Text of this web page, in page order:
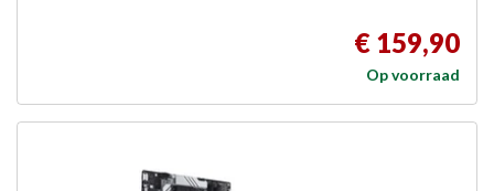
€ 159,90
Op voorraad